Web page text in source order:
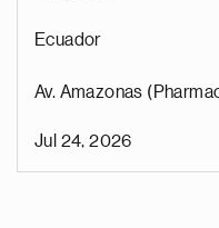
Ecuador
Av. Amazonas
Jul 24, 2026